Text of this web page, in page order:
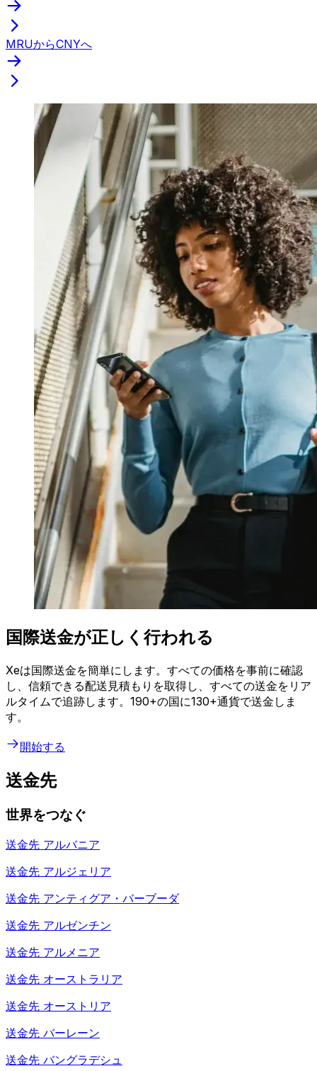
MRUからCNYへ
国際送金が正しく行われる
Xeは国際送金を簡単にします。すべての価格を事前に確認
し、信頼できる配送見積もりを取得し、すべての送金をリア
ルタイムで追跡します。190+の国に130+通貨で送金しま
す。
開始する
送金先
世界をつなぐ
送金先 アルバニア
送金先 アルジェリア
送金先 アンティグア・バーブーダ
送金先 アルゼンチン
送金先 アルメニア
送金先 オーストラリア
送金先 オーストリア
送金先 バーレーン
送金先 バングラデシュ